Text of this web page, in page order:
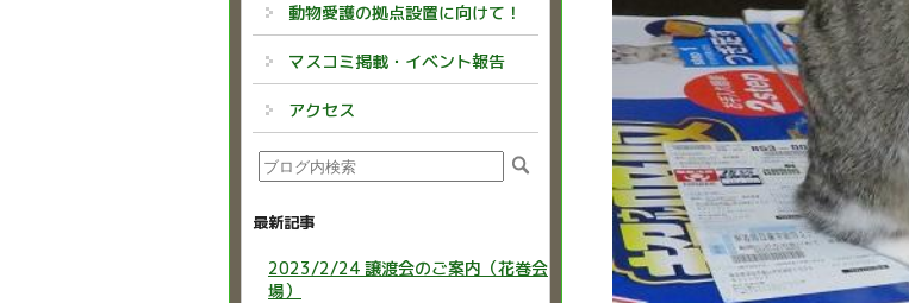
動物愛護の拠点設置に向けて！
マスコミ掲載・イベント報告
アクセス
最新記事
2023/2/24 譲渡会のご案内（花巻会
場）